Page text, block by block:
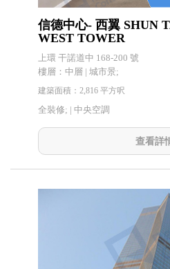
信德中心- 西翼 SHUN
WEST TOWER
上環 干諾道中 168-200 號
樓層：中層 | 城市景;
建築面積：2,816 平方呎
全裝修; | 中央空調
查看詳